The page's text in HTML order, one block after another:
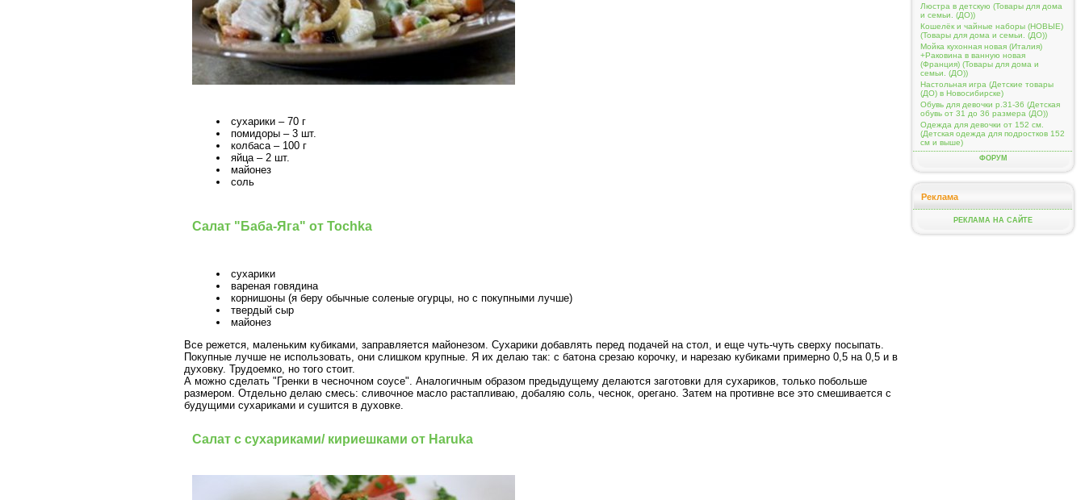
сухарики – 70 г
помидоры – 3 шт.
колбаса – 100 г
яйца – 2 шт.
майонез
соль
Салат "Баба-Яга" от Tochka
сухарики
вареная говядина
корнишоны (я беру обычные соленые огурцы, но с покупными лучше)
твердый сыр
майонез
Все режется, маленьким кубиками, заправляется майонезом. Сухарики добавлять перед подачей на стол, и еще чуть-чуть сверху посыпать.
Покупные лучше не использовать, они слишком крупные. Я их делаю так: с батона срезаю корочку, и нарезаю кубиками примерно 0,5 на 0,5 и в
духовку. Трудоемко, но того стоит.
А можно сделать "Гренки в чесночном соусе". Аналогичным образом предыдущему делаются заготовки для сухариков, только побольше
размером. Отдельно делаю смесь: сливочное масло растапливаю, добаляю соль, чеснок, орегано. Затем на противне все это смешивается с
будущими сухариками и сушится в духовке.
Салат с сухариками/ кириешками от Haruka
Люстра в детскую (Товары для дома
и семьи. (ДО))
Кошелёк и чайные наборы (НОВЫЕ)
(Товары для дома и семьи. (ДО))
Мойка кухонная новая (Италия)
+Раковина в ванную новая
(Франция) (Товары для дома и
семьи. (ДО))
Настольная игра (Детские товары
(ДО) в Новосибирске)
Обувь для девочки р.31-36 (Детская
обувь от 31 до 36 размера (ДО))
Одежда для девочки от 152 см.
(Детская одежда для подростков 152
см и выше)
ФОРУМ
Реклама
РЕКЛАМА НА САЙТЕ